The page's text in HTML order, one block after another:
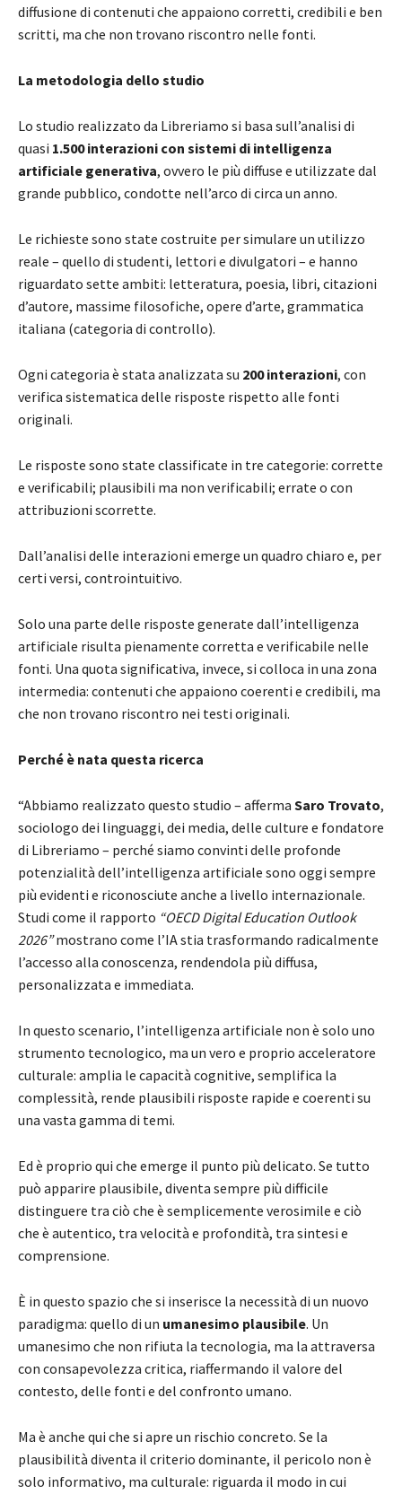
diffusione di contenuti che appaiono corretti, credibili e ben
scritti, ma che non trovano riscontro nelle fonti.
La metodologia dello studio
Lo studio realizzato da Libreriamo si basa sull’analisi di
quasi 1.500 interazioni con sistemi di intelligenza
artificiale generativa, ovvero le più diffuse e utilizzate dal
grande pubblico, condotte nell’arco di circa un anno.
Le richieste sono state costruite per simulare un utilizzo
reale – quello di studenti, lettori e divulgatori – e hanno
riguardato sette ambiti: letteratura, poesia, libri, citazioni
d’autore, massime filosofiche, opere d’arte, grammatica
italiana (categoria di controllo).
Ogni categoria è stata analizzata su 200 interazioni, con
verifica sistematica delle risposte rispetto alle fonti
originali.
Le risposte sono state classificate in tre categorie: corrette
e verificabili; plausibili ma non verificabili; errate o con
attribuzioni scorrette.
Dall’analisi delle interazioni emerge un quadro chiaro e, per
certi versi, controintuitivo.
Solo una parte delle risposte generate dall’intelligenza
artificiale risulta pienamente corretta e verificabile nelle
fonti. Una quota significativa, invece, si colloca in una zona
intermedia: contenuti che appaiono coerenti e credibili, ma
che non trovano riscontro nei testi originali.
Perché è nata questa ricerca
“Abbiamo realizzato questo studio – afferma Saro Trovato,
sociologo dei linguaggi, dei media, delle culture e fondatore
di Libreriamo – perché siamo convinti delle profonde
potenzialità dell’intelligenza artificiale sono oggi sempre
più evidenti e riconosciute anche a livello internazionale.
Studi come il rapporto “OECD Digital Education Outlook
2026”mostrano come l’IA stia trasformando radicalmente
l’accesso alla conoscenza, rendendola più diffusa,
personalizzata e immediata.
In questo scenario, l’intelligenza artificiale non è solo uno
strumento tecnologico, ma un vero e proprio acceleratore
culturale: amplia le capacità cognitive, semplifica la
complessità, rende plausibili risposte rapide e coerenti su
una vasta gamma di temi.
Ed è proprio qui che emerge il punto più delicato. Se tutto
può apparire plausibile, diventa sempre più difficile
distinguere tra ciò che è semplicemente verosimile e ciò
che è autentico, tra velocità e profondità, tra sintesi e
comprensione.
È in questo spazio che si inserisce la necessità di un nuovo
paradigma: quello di un umanesimo plausibile. Un
umanesimo che non rifiuta la tecnologia, ma la attraversa
con consapevolezza critica, riaffermando il valore del
contesto, delle fonti e del confronto umano.
Ma è anche qui che si apre un rischio concreto. Se la
plausibilità diventa il criterio dominante, il pericolo non è
solo informativo, ma culturale: riguarda il modo in cui